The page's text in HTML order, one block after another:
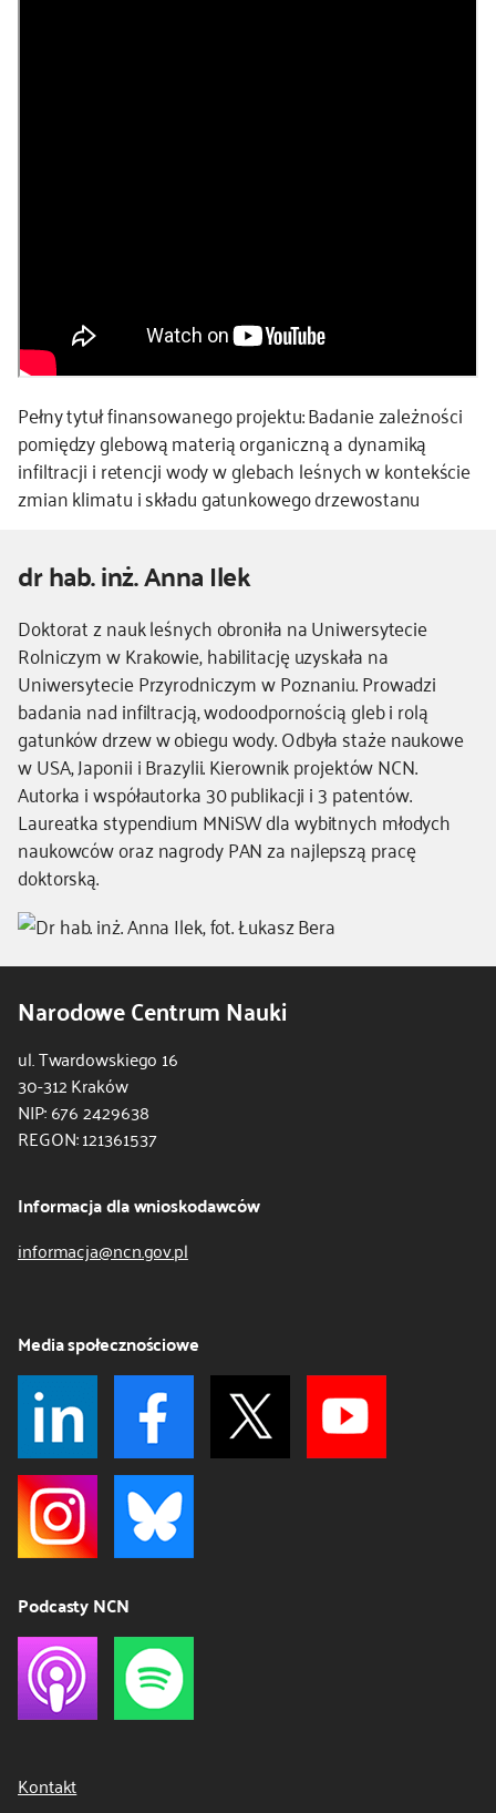
Pełny tytuł finansowanego projektu: Badanie zależności
pomiędzy glebową materią organiczną a dynamiką
infiltracji i retencji wody w glebach leśnych w kontekście
zmian klimatu i składu gatunkowego drzewostanu
dr hab. inż. Anna Ilek
Kierownik
-
dodatkowe
informacje
Doktorat z nauk leśnych obroniła na Uniwersytecie
Rolniczym w Krakowie, habilitację uzyskała na
Uniwersytecie Przyrodniczym w Poznaniu. Prowadzi
badania nad infiltracją, wodoodpornością gleb i rolą
gatunków drzew w obiegu wody. Odbyła staże naukowe
w USA, Japonii i Brazylii. Kierownik projektów NCN.
Autorka i współautorka 30 publikacji i 3 patentów.
Laureatka stypendium MNiSW dla wybitnych młodych
naukowców oraz nagrody PAN za najlepszą pracę
doktorską.
Narodowe Centrum Nauki
ul. Twardowskiego 16
30-312 Kraków
NIP: 676 2429638
REGON: 121361537
Informacja dla wnioskodawców
informacja@ncn.gov.pl
Media społecznościowe
Podcasty NCN
Kontakt